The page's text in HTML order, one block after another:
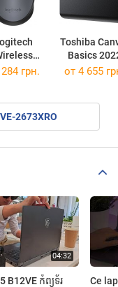
M170
Toshiba
Basics
грн. от 4 655
2673XRO
កំព្យូទ័រ
Ce